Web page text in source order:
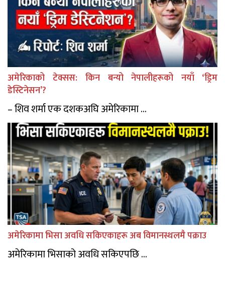
अमेरिकाको टेक्सस: किन बन्यो नेपालीहरूको नयाँ ‘ड्रिम
डेस्टिनेसन’?
– शिव शर्मा एक दशकअघि अमेरिकामा ...
अमेरिकामा भिसा अवधि सकिएकाहरू अब विमानस्थलमै पक्राउ
अमेरिकामा भिसाको अवधि सकिएपछि ...